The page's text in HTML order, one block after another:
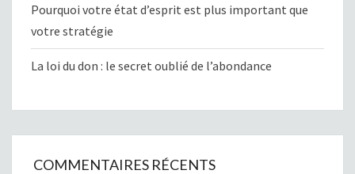
Pourquoi votre état d’esprit est plus important que
votre stratégie
La loi du don : le secret oublié de l’abondance
COMMENTAIRES RÉCENTS